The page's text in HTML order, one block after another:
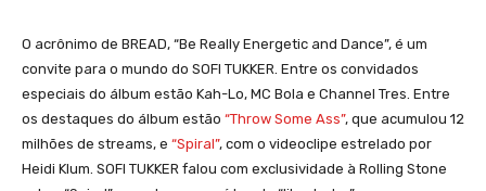
O acrônimo de BREAD, “Be Really Energetic and Dance”, é um
convite para o mundo do SOFI TUKKER. Entre os convidados
especiais do álbum estão Kah-Lo, MC Bola e Channel Tres. Entre
os destaques do álbum estão “Throw Some Ass”, que acumulou 12
milhões de streams, e “Spiral”, com o videoclipe estrelado por
Heidi Klum. SOFI TUKKER falou com exclusividade à Rolling Stone